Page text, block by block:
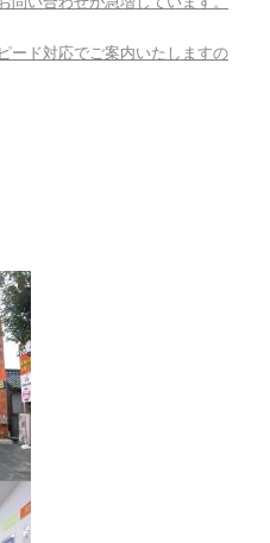
ード対応でご案内いたしますの